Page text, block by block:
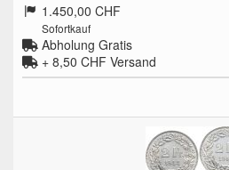
1.450,00 CHF
Sofortkauf
Abholung Gratis
+ 8,50 CHF Versand